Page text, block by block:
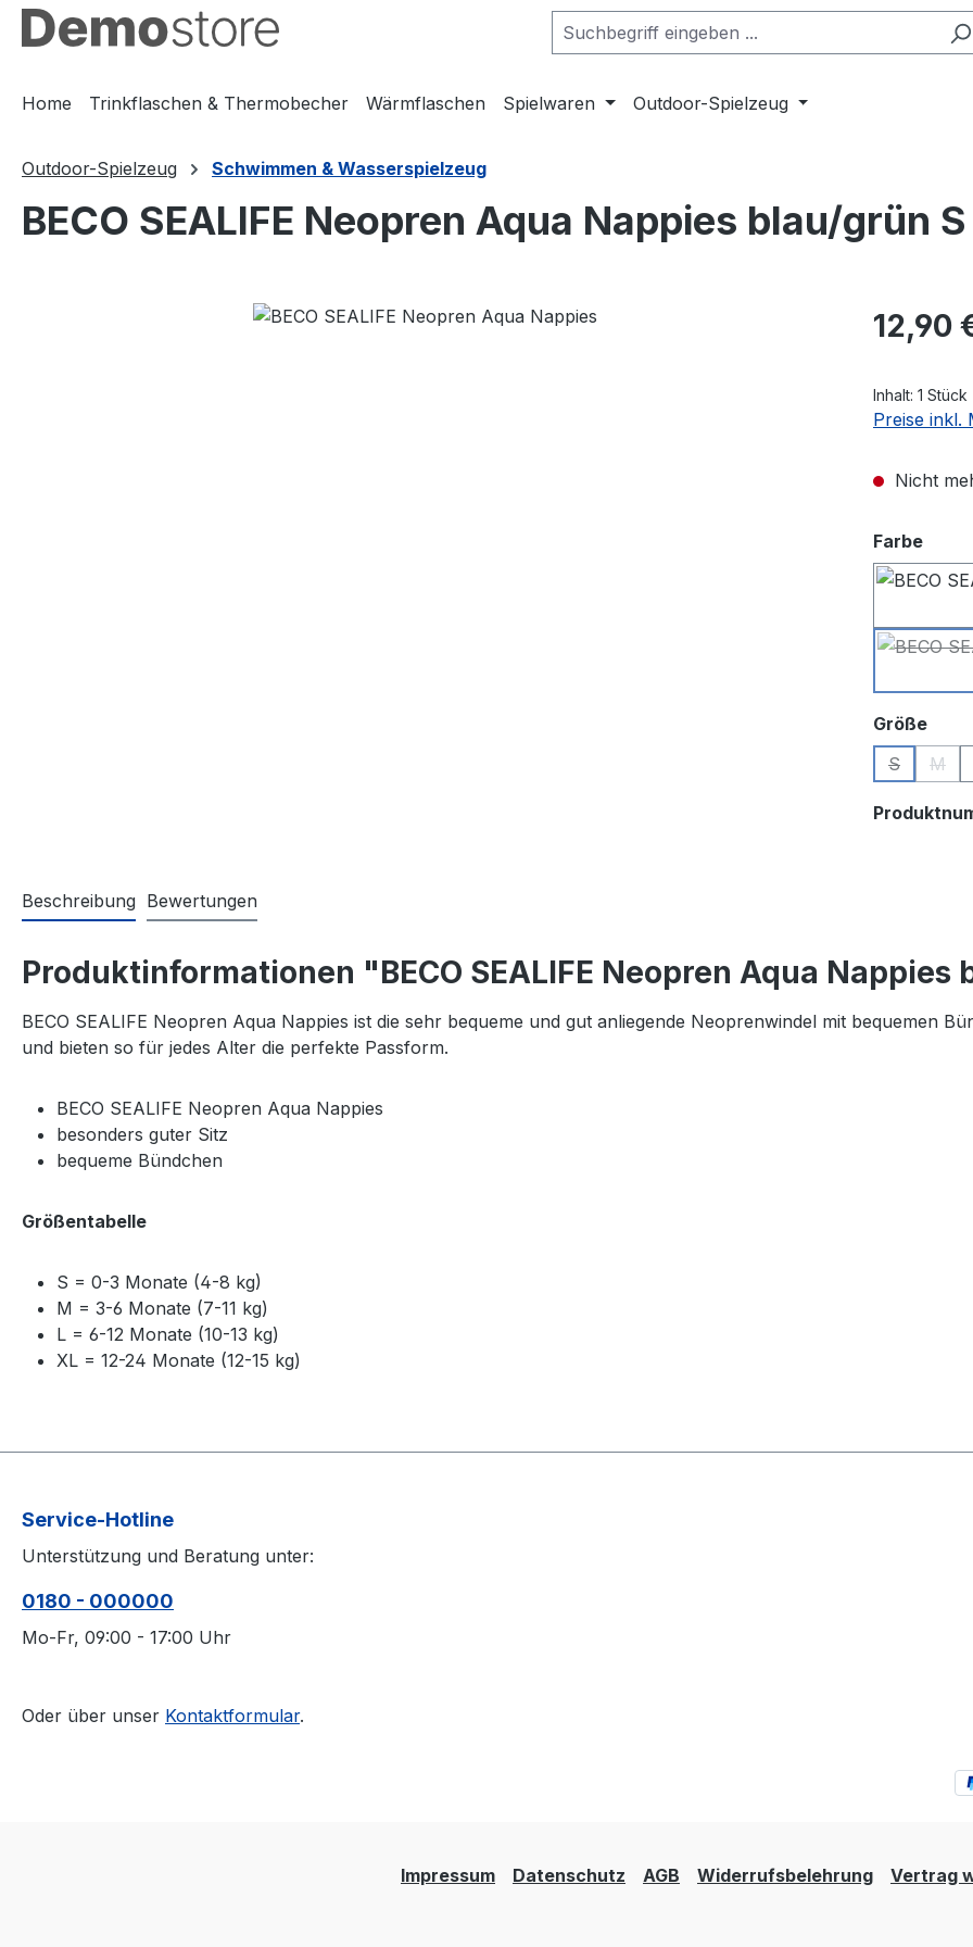
Hauptinhalt springen
Zur Suche springen
Zur Hauptnavigation springen
Home Trinkflaschen & Thermobecher Wärmflaschen Spielwaren Outdoor-Spielzeug
Outdoor-Spielzeug Schwimmen & Wasserspielzeug
BECO SEALIFE Neopren Aqua Nappies blau/grün S
Regulärer
12,90
Inhalt: 1 Stück
Preise inkl.
Nicht
Farbe
Größe
S
(Diese
M
Beschreibung Bewertungen
Produktinformationen "BECO SEALIFE Neopren Aqua Nappies
BECO SEALIFE Neopren Aqua Nappies ist die sehr bequeme und gut anliegende Neoprenwindel mit bequemen
und bieten so für jedes Alter die perfekte Passform.
BECO SEALIFE Neopren Aqua Nappies
besonders guter Sitz
bequeme Bündchen
Größentabelle
S = 0-3 Monate (4-8 kg)
M = 3-6 Monate (7-11 kg)
L = 6-12 Monate (10-13 kg)
XL = 12-24 Monate (12-15 kg)
Service-Hotline
Unterstützung und Beratung unter:
0180 - 000000
Mo-Fr, 09:00 - 17:00 Uhr
Oder über unser Kontaktformular.
Impressum Datenschutz AGB Widerrufsbelehrung Vertrag